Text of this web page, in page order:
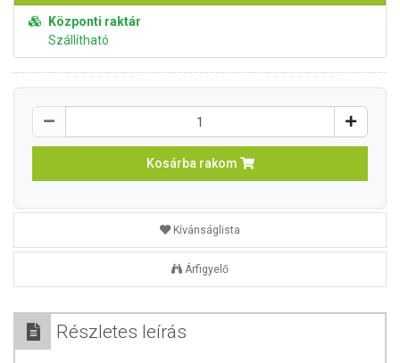
Központi raktár
Szállítható
Kosárba rakom
Kívánságlista
Árfigyelő
Részletes leírás